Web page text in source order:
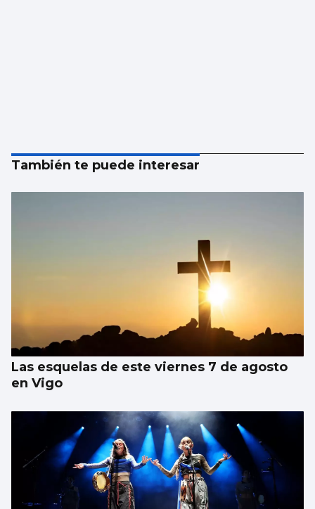
También te puede interesar
Las esquelas de este viernes 7 de agosto
en Vigo